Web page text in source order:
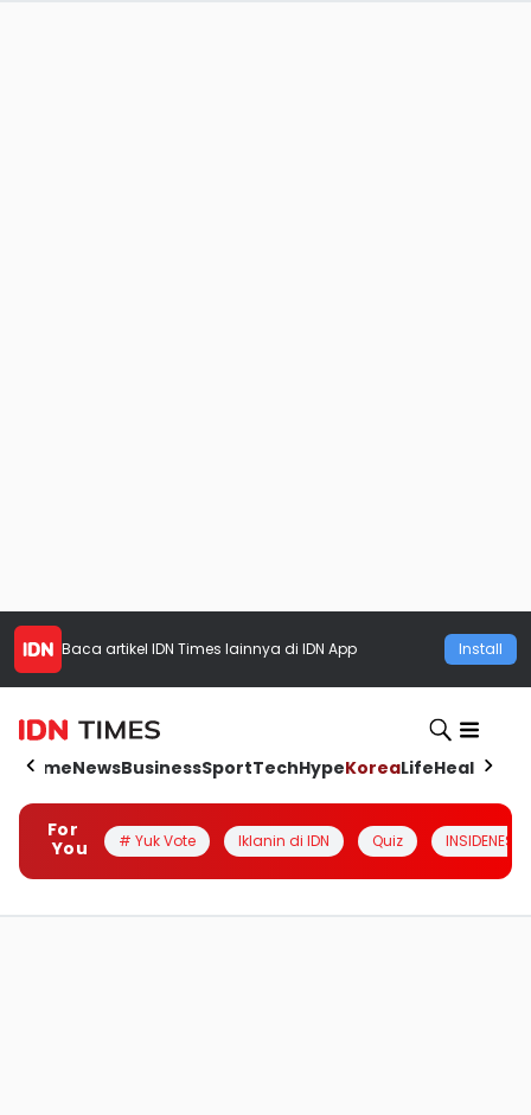
Baca artikel IDN Times lainnya di IDN App Install
HomeNewsBusinessSportTechHypeKoreaLifeHealth
For
You
# Yuk Vote Iklanin di IDN Quiz INSIDENESIA